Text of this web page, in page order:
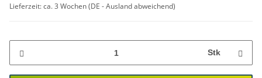
Lieferzeit:ca. 3 Wochen(DE - Ausland abweichend)
Stk